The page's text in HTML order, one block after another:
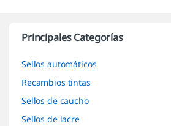
Principales Categorías
Sellos automáticos
Recambios tintas
Sellos de caucho
Sellos de lacre